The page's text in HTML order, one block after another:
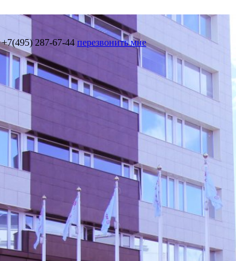
+7(495) 287-67-44 перезвонить мне